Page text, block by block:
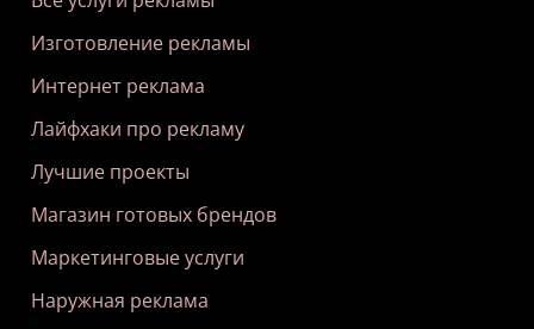
Изготовление рекламы
Интернет реклама
Лайфхаки про рекламу
Лучшие проекты
Магазин готовых брендов
Маркетинговые услуги
Наружная реклама